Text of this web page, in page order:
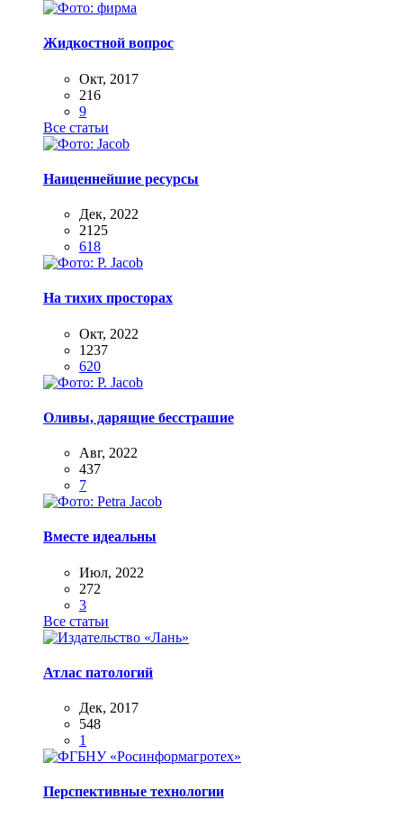
Жидкостной вопрос
Окт, 2017
216
9
Все статьи
Наиценнейшие ресурсы
Дек, 2022
2125
618
На тихих просторах
Окт, 2022
1237
620
Оливы, дарящие бесстрашие
Авг, 2022
437
7
Вместе идеальны
Июл, 2022
272
3
Все статьи
Атлас патологий
Дек, 2017
548
1
Перспективные технологии